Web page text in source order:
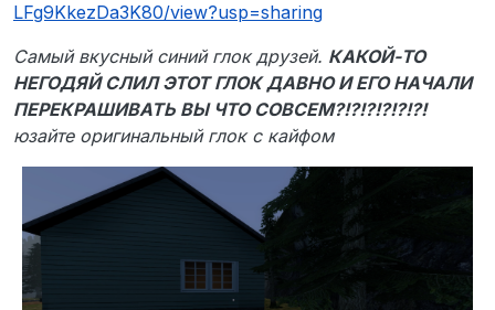
LFg9KkezDa3K80/view?usp=sharing
Самый вкусный синий глок друзей. КАКОЙ-ТО
НЕГОДЯЙ СЛИЛ ЭТОТ ГЛОК ДАВНО И ЕГО НАЧАЛИ
ПЕРЕКРАШИВАТЬ ВЫ ЧТО СОВСЕМ?!?!?!?!?!?!
юзайте оригинальный глок с кайфом